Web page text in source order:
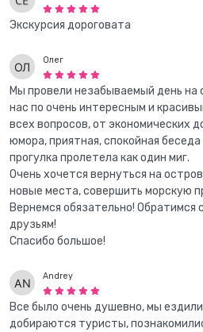
Экскурсия дороговата
Олег
Мы провели незабываемый день на
нас по очень интересным и
всех вопросов, от экономических
юмора, приятная, спокойная
прогулка пролетела как один миг.
Очень хочется вернуться на
новые места, совершить морскую
Вернемся обязательно! Обратимся
друзьям!
Спасибо большое!
Andrey
Все было очень душевно, мы
добираются туристы,